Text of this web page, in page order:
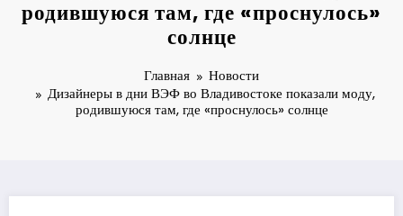
родившуюся там, где «проснулось»
солнце
Главная
Новости
Дизайнеры в дни ВЭФ во Владивостоке показали моду,
родившуюся там, где «проснулось» солнце